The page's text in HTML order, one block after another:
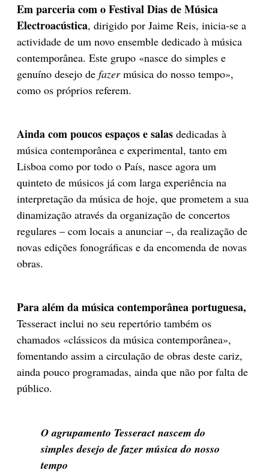
Em parceria com o Festival Dias de Música
Electroacústica, dirigido por Jaime Reis, inicia-se a
actividade de um novo ensemble dedicado à música
contemporânea. Este grupo «nasce do simples e
genuíno desejo de fazermúsica do nosso tempo»,
como os próprios referem.
Ainda com poucos espaços e salas dedicadas à
música contemporânea e experimental, tanto em
Lisboa como por todo o País, nasce agora um
quinteto de músicos já com larga experiência na
interpretação da música de hoje, que prometem a sua
dinamização através da organização de concertos
regulares – com locais a anunciar –, da realização de
novas edições fonográficas e da encomenda de novas
obras.
Para além da música contemporânea portuguesa,
Tesseract inclui no seu repertório também os
chamados «clássicos da música contemporânea»,
fomentando assim a circulação de obras deste cariz,
ainda pouco programadas, ainda que não por falta de
público.
O agrupamento Tesseract nascem do
simples desejo de fazer música do nosso
tempo